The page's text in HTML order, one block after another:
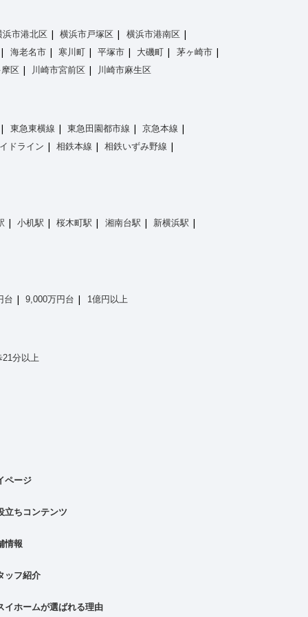
浜市港北区 横浜市戸塚区
横浜市港南区
海老名市
寒川町 平塚市 大磯町
茅ヶ崎市
区
川崎市宮前区 川崎市麻生区
東急東横線 東急田園都市線
京急本線
ドライン
相鉄本線 相鉄いずみ野線
小机駅 桜木町駅 湘南台駅 新横浜駅
台 9,000万円台 1億円以上
21分以上
ページ
立ちコンテンツ
情報
ッフ紹介
イホームが選ばれる理由